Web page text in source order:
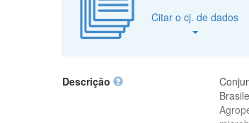
Citar o cj. de dados
Descrição